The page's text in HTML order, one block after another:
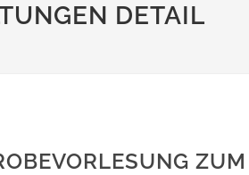
DETAIL